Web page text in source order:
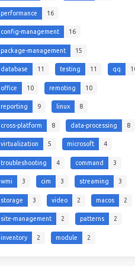
performance 16
config-management 16
package-management 15
database 11 testing 11 qq
office 10 remoting 10
reporting 9 linux 8
cross-platform 8 data-processing 8
virtualization 5 microsoft 4
troubleshooting 4 command 3
wmi 3 cim 3 streaming 3
storage 3 video 2 macos 2
site-management 2 patterns 2
inventory 2 module 2